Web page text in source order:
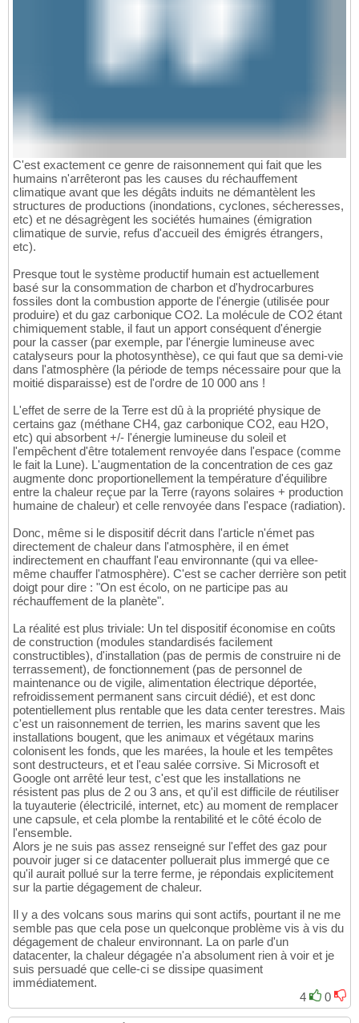
C'est exactement ce genre de raisonnement qui fait que les
humains n'arrêteront pas les causes du réchauffement
climatique avant que les dégâts induits ne démantèlent les
structures de productions (inondations, cyclones, sécheresses,
etc) et ne désagrègent les sociétés humaines (émigration
climatique de survie, refus d'accueil des émigrés étrangers,
etc).
Presque tout le système productif humain est actuellement
basé sur la consommation de charbon et d'hydrocarbures
fossiles dont la combustion apporte de l'énergie (utilisée pour
produire) et du gaz carbonique CO2. La molécule de CO2 étant
chimiquement stable, il faut un apport conséquent d'énergie
pour la casser (par exemple, par l'énergie lumineuse avec
catalyseurs pour la photosynthèse), ce qui faut que sa demi-vie
dans l'atmosphère (la période de temps nécessaire pour que la
moitié disparaisse) est de l'ordre de 10 000 ans !
L'effet de serre de la Terre est dû à la propriété physique de
certains gaz (méthane CH4, gaz carbonique CO2, eau H2O,
etc) qui absorbent +/- l'énergie lumineuse du soleil et
l'empêchent d'être totalement renvoyée dans l'espace (comme
le fait la Lune). L'augmentation de la concentration de ces gaz
augmente donc proportionellement la température d'équilibre
entre la chaleur reçue par la Terre (rayons solaires + production
humaine de chaleur) et celle renvoyée dans l'espace (radiation).
Donc, même si le dispositif décrit dans l'article n'émet pas
directement de chaleur dans l'atmosphère, il en émet
indirectement en chauffant l'eau environnante (qui va ellee-
même chauffer l'atmosphère). C'est se cacher derrière son petit
doigt pour dire : "On est écolo, on ne participe pas au
réchauffement de la planète".
La réalité est plus triviale: Un tel dispositif économise en coûts
de construction (modules standardisés facilement
constructibles), d'installation (pas de permis de construire ni de
terrassement), de fonctionnement (pas de personnel de
maintenance ou de vigile, alimentation électrique déportée,
refroidissement permanent sans circuit dédié), et est donc
potentiellement plus rentable que les data center terestres. Mais
c'est un raisonnement de terrien, les marins savent que les
installations bougent, que les animaux et végétaux marins
colonisent les fonds, que les marées, la houle et les tempêtes
sont destructeurs, et et l'eau salée corrsive. Si Microsoft et
Google ont arrêté leur test, c'est que les installations ne
résistent pas plus de 2 ou 3 ans, et qu'il est difficile de réutiliser
la tuyauterie (électricilé, internet, etc) au moment de remplacer
une capsule, et cela plombe la rentabilité et le côté écolo de
l'ensemble.
Alors je ne suis pas assez renseigné sur l'effet des gaz pour
pouvoir juger si ce datacenter polluerait plus immergé que ce
qu'il aurait pollué sur la terre ferme, je répondais explicitement
sur la partie dégagement de chaleur.
Il y a des volcans sous marins qui sont actifs, pourtant il ne me
semble pas que cela pose un quelconque problème vis à vis du
dégagement de chaleur environnant. La on parle d'un
datacenter, la chaleur dégagée n'a absolument rien à voir et je
suis persuadé que celle-ci se dissipe quasiment
immédiatement.
4
0